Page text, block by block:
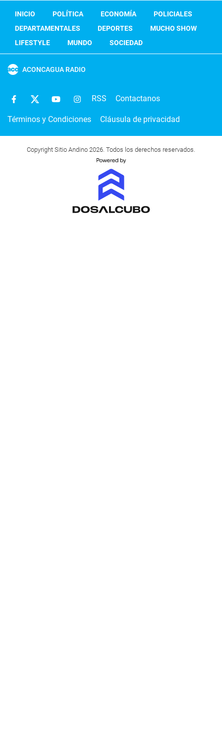
INICIO POLÍTICA ECONOMÍA
POLICIALES
DEPARTAMENTALES
DEPORTES
MUCHO SHOW
LIFESTYLE
MUNDO SOCIEDAD
ACONCAGUA RADIO
RSS Contactanos
Términos y Condiciones Cláusula de privacidad
Copyright Sitio Andino 2026. Todos los derechos reservados.